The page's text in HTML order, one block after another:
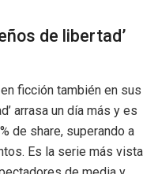
de libertad’
ficción también en sus
arrasa un día más y es
de share, superando a
Es la serie más vista